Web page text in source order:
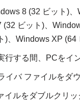
8 (32 ビット)
ビット)、
)、Windows XP (64
行する間、PCをイ
イバ ファイルをダ
ルをダブルクリッ